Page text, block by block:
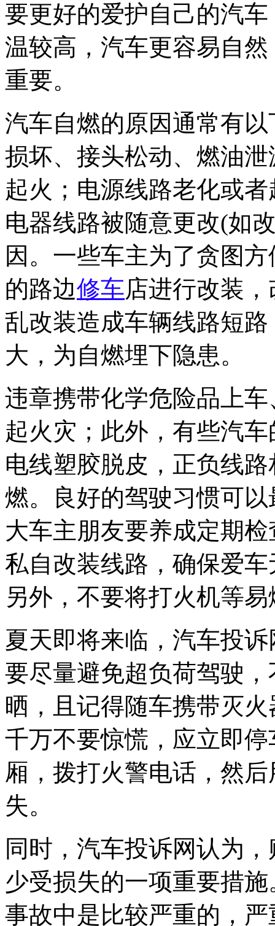
要更好的爱护自己的汽
温较高，汽车更容易自
重要。
汽车自燃的原因通常有
损坏、接头松动、燃油
起火；电源线路老化或
电器线路被随意更改(如
因。一些车主为了贪图
的路边修车店进行改装
乱改装造成车辆线路短
大，为自燃埋下隐患。
违章携带化学危险品上
起火灾；此外，有些汽
电线塑胶脱皮，正负线
燃。良好的驾驶习惯可
大车主朋友要养成定期
私自改装线路，确保爱
另外，不要将打火机等
夏天即将来临，汽车投
要尽量避免超负荷驾驶
晒，且记得随车携带灭
千万不要惊慌，应立即
厢，拨打火警电话，然
失。
同时，汽车投诉网认为
少受损失的一项重要措
事故中是比较严重的，